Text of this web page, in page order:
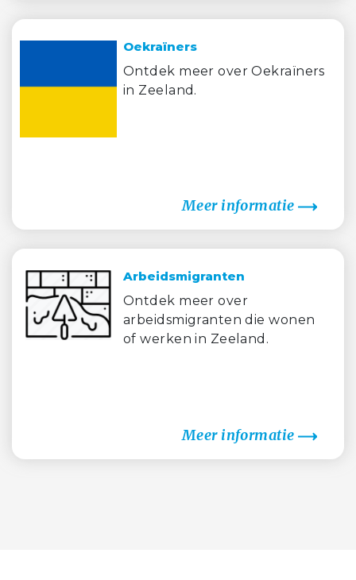
Oekraïners
Ontdek meer over Oekraïners
in Zeeland.
Meer informatie
Arbeidsmigranten
Ontdek meer over
arbeidsmigranten die wonen
of werken in Zeeland.
Meer informatie